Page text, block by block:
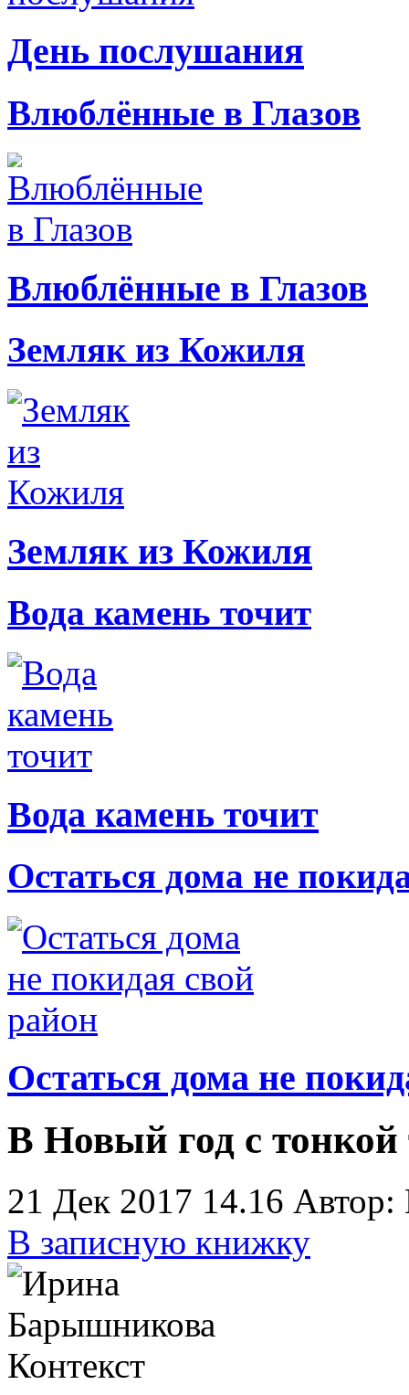
День послушания
Влюблённые в Глазов
Влюблённые в Глазов
Земляк из Кожиля
Земляк из Кожиля
Вода камень точит
Вода камень точит
Остаться дома не
Остаться дома не
В Новый год с тонкой
21 Дек 2017 14.16 Автор:
В записную книжку
Контекст